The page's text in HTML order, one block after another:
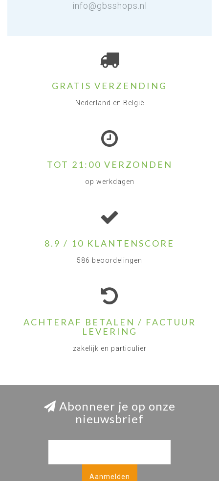
info@gbsshops.nl
GRATIS VERZENDING
Nederland en België
TOT 21:00 VERZONDEN
op werkdagen
8.9 / 10 KLANTENSCORE
586 beoordelingen
ACHTERAF BETALEN / FACTUUR
LEVERING
zakelijk en particulier
Abonneer je op onze
nieuwsbrief
Aanmelden